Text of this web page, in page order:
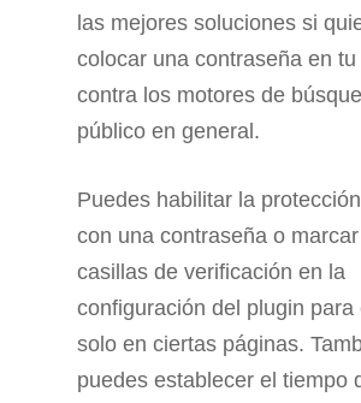
las mejores soluciones si
colocar una contraseña en
contra los motores de
público en general.
Puedes habilitar la
con una contraseña o
casillas de verificación en la
configuración del plugin para
solo en ciertas páginas.
puedes establecer el tiempo